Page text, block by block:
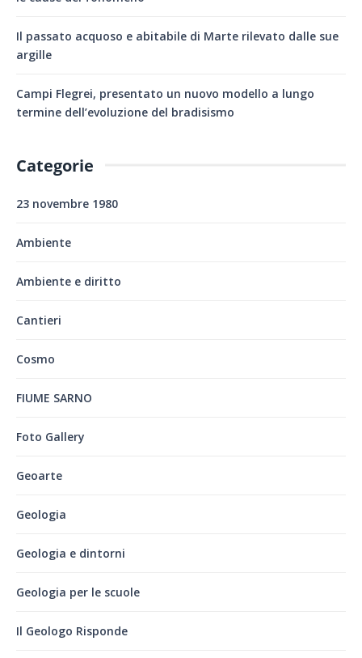
Il passato acquoso e abitabile di Marte rilevato dalle sue
argille
Campi Flegrei, presentato un nuovo modello a lungo
termine dell’evoluzione del bradisismo
Categorie
23 novembre 1980
Ambiente
Ambiente e diritto
Cantieri
Cosmo
FIUME SARNO
Foto Gallery
Geoarte
Geologia
Geologia e dintorni
Geologia per le scuole
Il Geologo Risponde